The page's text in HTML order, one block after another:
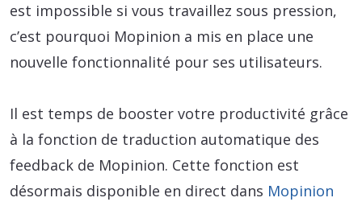
est impossible si vous travaillez sous pression,
c’est pourquoi Mopinion a mis en place une
nouvelle fonctionnalité pour ses utilisateurs.
Il est temps de booster votre productivité grâce
à la fonction de traduction automatique des
feedback de Mopinion. Cette fonction est
désormais disponible en direct dans Mopinion